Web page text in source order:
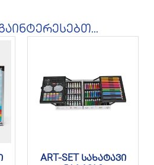
ART-SET სახატავი